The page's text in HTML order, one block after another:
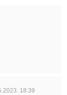
18:39